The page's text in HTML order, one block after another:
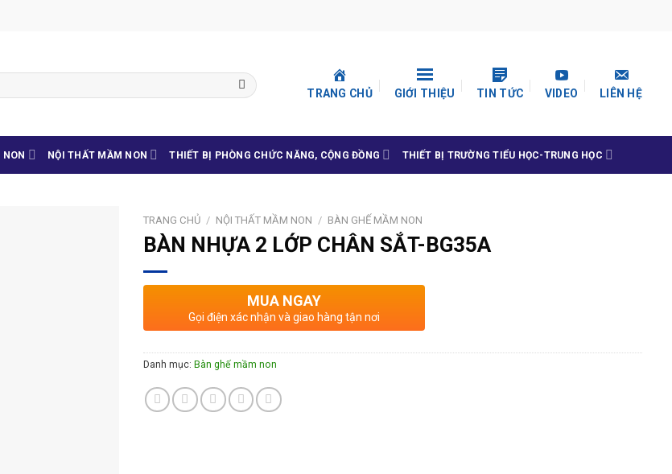
TRANG CHỦ GIỚI THIỆU TIN TỨC VIDEO LIÊN HỆ
NON NỘI THẤT MẦM NON THIẾT BỊ PHÒNG CHỨC NĂNG, CỘNG ĐỒNG THIẾT BỊ TRƯỜNG TIỂU HỌC-TRUNG HỌC
TRANG CHỦ / NỘI THẤT MẦM NON / BÀN GHẾ MẦM NON
BÀN NHỰA 2 LỚP CHÂN SẮT-BG35A
MUA NGAY
Gọi điện xác nhận và giao hàng tận nơi
Danh mục: Bàn ghế mầm non